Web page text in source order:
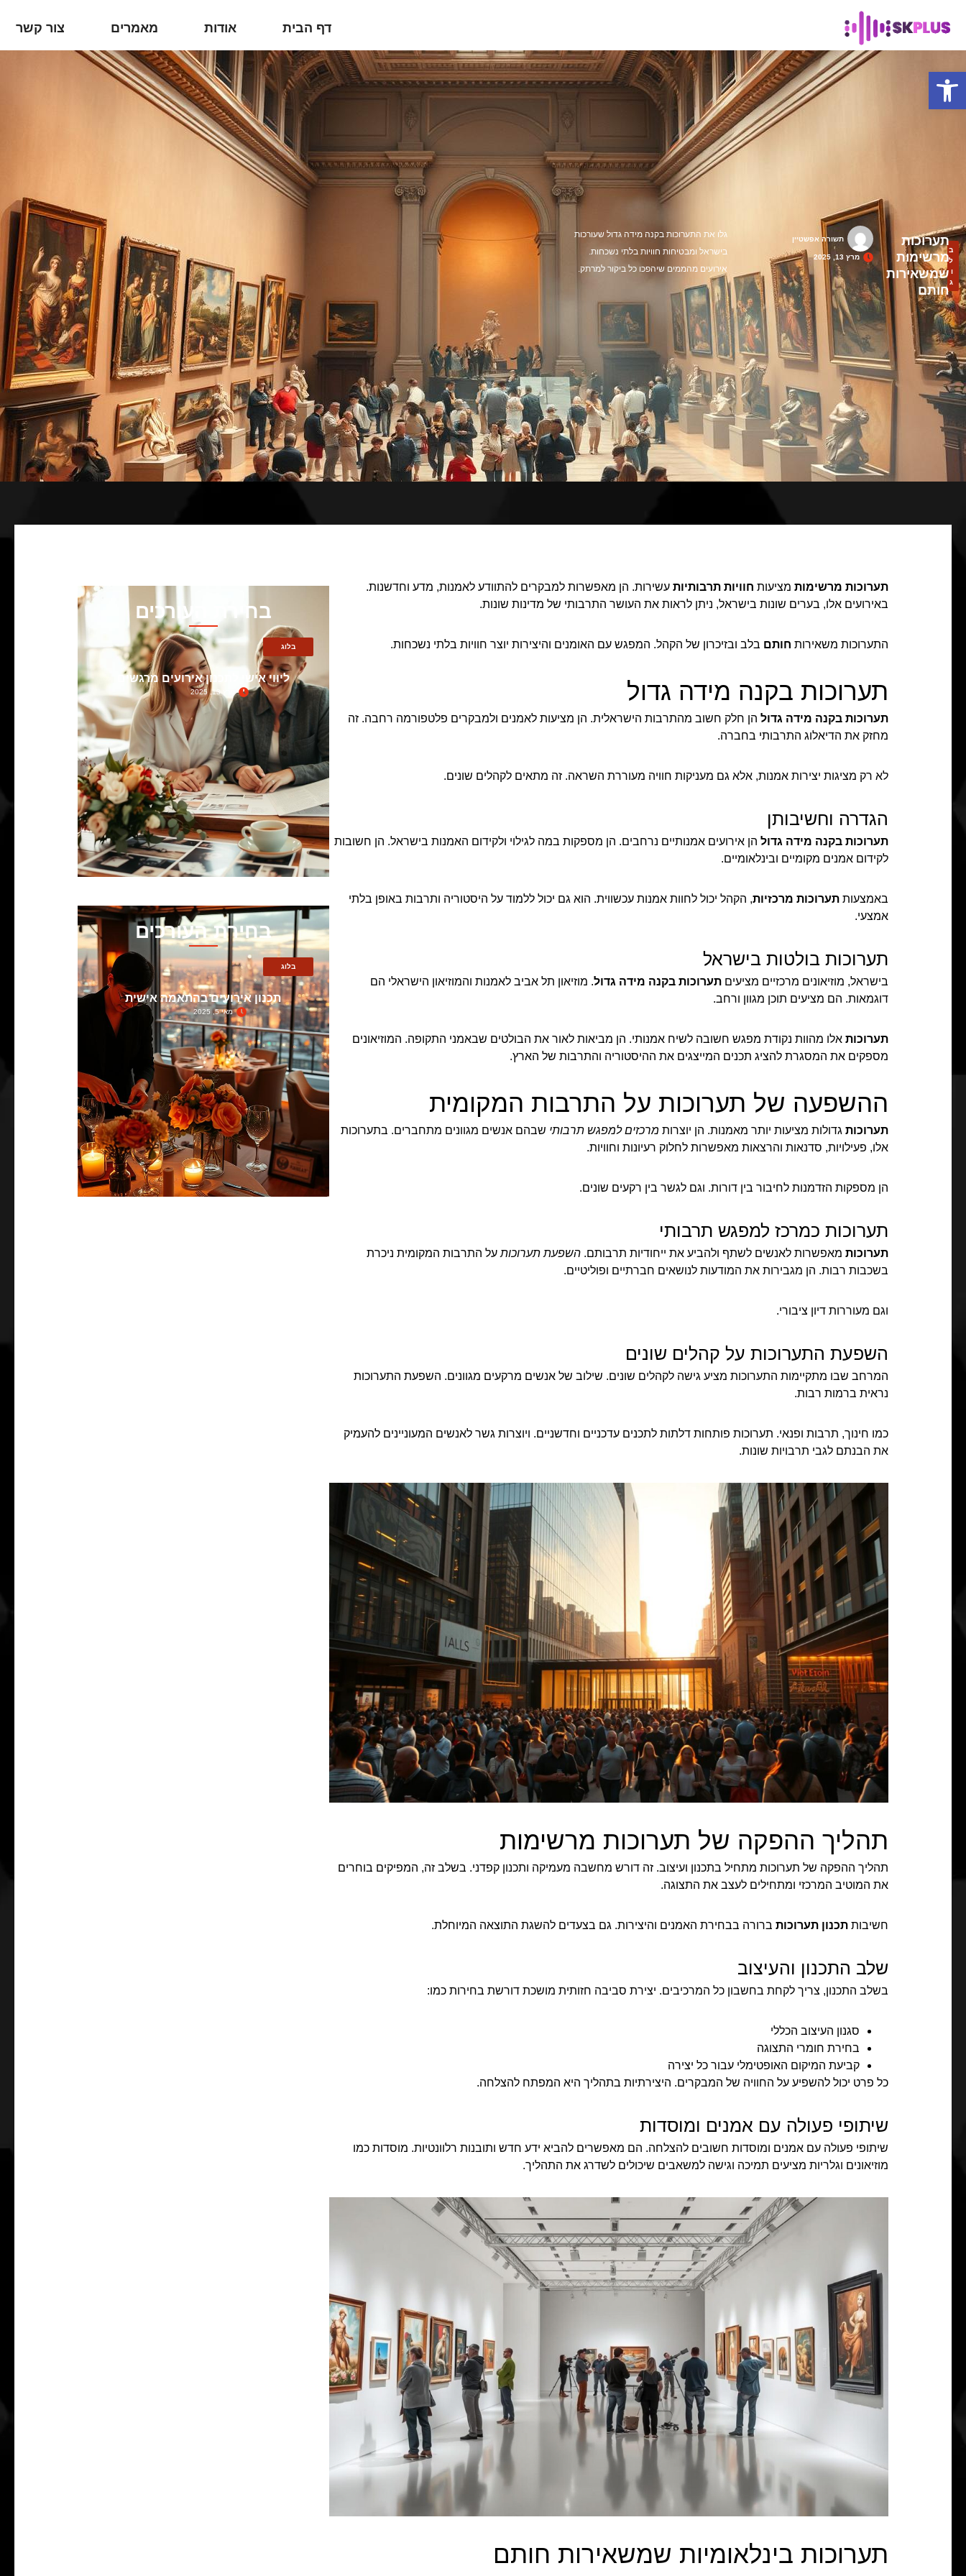
דף הבית אודות מאמרים צור קשר
ב
ל
ו
ג
תערוכות
מרשימות
שמשאירות
חותם
תשורה אפשטיין
מרץ 13, 2025
גלו את התערוכות בקנה מידה גדול שעורכות
בישראל ומבטיחות חוויות בלתי נשכחות.
אירועים מהממים שיהפכו כל ביקור למרתק.
תערוכות מרשימות מציעות חוויות תרבותיות עשירות. הן מאפשרות למבקרים להתוודע לאמנות, מדע וחדשנות.
באירועים אלו, בערים שונות בישראל, ניתן לראות את העושר התרבותי של מדינות שונות.
התערוכות משאירות חותם בלב ובזיכרון של הקהל. המפגש עם האומנים והיצירות יוצר חוויות בלתי נשכחות.
תערוכות בקנה מידה גדול
תערוכות בקנה מידה גדול הן חלק חשוב מהתרבות הישראלית. הן מציעות לאמנים ולמבקרים פלטפורמה רחבה. זה
מחזק את הדיאלוג התרבותי בחברה.
לא רק מציגות יצירות אמנות, אלא גם מעניקות חוויה מעוררת השראה. זה מתאים לקהלים שונים.
הגדרה וחשיבותן
תערוכות בקנה מידה גדול הן אירועים אמנותיים נרחבים. הן מספקות במה לגילוי ולקידום האמנות בישראל. הן חשובות
לקידום אמנים מקומיים ובינלאומיים.
באמצעות תערוכות מרכזיות, הקהל יכול לחוות אמנות עכשווית. הוא גם יכול ללמוד על היסטוריה ותרבות באופן בלתי
אמצעי.
תערוכות בולטות בישראל
בישראל, מוזיאונים מרכזיים מציעים תערוכות בקנה מידה גדול. מוזיאון תל אביב לאמנות והמוזיאון הישראלי הם
דוגמאות. הם מציעים תוכן מגוון ורחב.
תערוכות אלו מהוות נקודת מפגש חשובה לשיח אמנותי. הן מביאות לאור את הבולטים שבאמני התקופה. המוזיאונים
מספקים את המסגרת להציג תכנים המייצגים את ההיסטוריה והתרבות של הארץ.
ההשפעה של תערוכות על התרבות המקומית
תערוכות גדולות מציעות יותר מאמנות. הן יוצרות מרכזים למפגש תרבותי שבהם אנשים מגוונים מתחברים. בתערוכות
אלו, פעילויות, סדנאות והרצאות מאפשרות לחלוק רעיונות וחוויות.
הן מספקות הזדמנות לחיבור בין דורות. וגם לגשר בין רקעים שונים.
תערוכות כמרכז למפגש תרבותי
תערוכות מאפשרות לאנשים לשתף ולהביע את ייחודיות תרבותם. השפעת תערוכות על התרבות המקומית ניכרת
בשכבות רבות. הן מגבירות את המודעות לנושאים חברתיים ופוליטיים.
וגם מעוררות דיון ציבורי.
השפעת התערוכות על קהלים שונים
המרחב שבו מתקיימות התערוכות מציע גישה לקהלים שונים. שילוב של אנשים מרקעים מגוונים. השפעת התערוכות
נראית ברמות רבות.
כמו חינוך, תרבות ופנאי. תערוכות פותחות דלתות לתכנים עדכניים וחדשניים. ויוצרות גשר לאנשים המעוניינים להעמיק
את הבנתם לגבי תרבויות שונות.
תהליך ההפקה של תערוכות מרשימות
תהליך ההפקה של תערוכות מתחיל בתכנון ועיצוב. זה דורש מחשבה מעמיקה ותכנון קפדני. בשלב זה, המפיקים בוחרים
את המוטיב המרכזי ומתחילים לעצב את התצוגה.
חשיבות תכנון תערוכות ברורה בבחירת האמנים והיצירות. גם בצעדים להשגת התוצאה המיוחלת.
שלב התכנון והעיצוב
בשלב התכנון, צריך לקחת בחשבון כל המרכיבים. יצירת סביבה חזותית מושכת דורשת בחירות כמו:
סגנון העיצוב הכללי
בחירת חומרי התצוגה
קביעת המיקום האופטימלי עבור כל יצירה
כל פרט יכול להשפיע על החוויה של המבקרים. היצירתיות בתהליך היא המפתח להצלחה.
שיתופי פעולה עם אמנים ומוסדות
שיתופי פעולה עם אמנים ומוסדות חשובים להצלחה. הם מאפשרים להביא ידע חדש ותובנות רלוונטיות. מוסדות כמו
מוזיאונים וגלריות מציעים תמיכה וגישה למשאבים שיכולים לשדרג את התהליך.
תערוכות בינלאומיות שמשאירות חותם
בחירת העורכים
בלוג
ליווי אישי לתכנון אירועים מרגשים
בחירת העורכים
בלוג
תכנון אירועים בהתאמה אישית
מאי 5, 2025
פתח סרגל נגישות